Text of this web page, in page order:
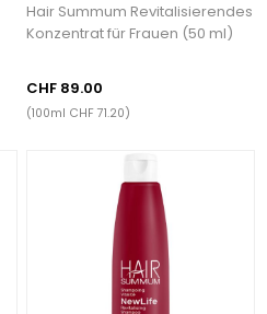
Hair Summum Revitalisierendes
Konzentrat für Frauen (50 ml)
CHF 89.00
(100ml CHF 71.20)